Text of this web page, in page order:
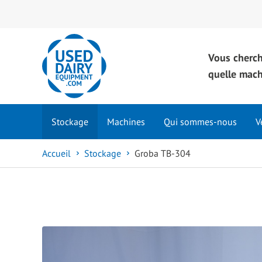
Vous
quelle
Stockage Machines Qui sommes-nous
Accueil Stockage Groba TB-304